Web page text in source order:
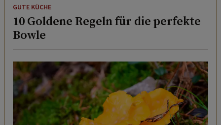
GUTE KÜCHE
10 Goldene Regeln für die perfekte
Bowle